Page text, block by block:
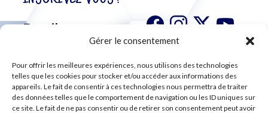
Gérer le consentement
Pour offrir les meilleures expériences, nous utilisons des technologies
telles que les cookies pour stocker et/ou accéder aux informations des
appareils. Le fait de consentir à ces technologies nous permettra de traiter
des données telles que le comportement de navigation ou les ID uniques sur
ce site. Le fait de ne pas consentir ou de retirer son consentement peut avoir
S'abonner à
notre
newsletter